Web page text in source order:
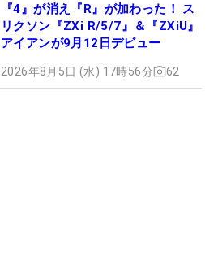
『4』が消え『R』が加わった！ ス
リクソン『ZXi R/5/7』＆『ZXiU』
アイアンが9月12日デビュー
2026年8月5日 (水) 17時56分 62